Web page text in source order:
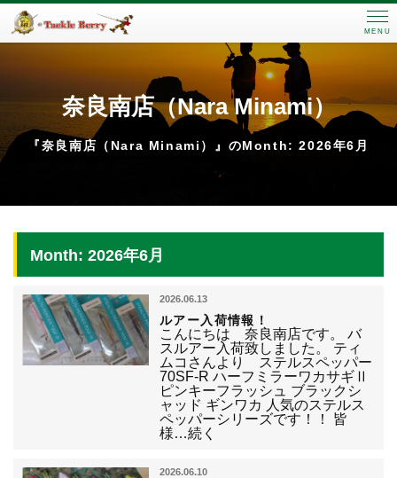
MENU
奈良南店（Nara Minami）
『奈良南店（Nara Minami）』のMonth: 2026年6月
Month: 2026年6月
2026.06.13
ルアー入荷情報！
こんにちは 奈良南店です。 バ
スルアー入荷致しました。 ティ
ムコさんより ステルスペッパー
70SF-R ハーフミラーワカサギⅡ
ピンキーフラッシュ ブラックシ
ャッド ギンワカ 人気のステルス
ペッパーシリーズです！！ 皆
様…続く
2026.06.10